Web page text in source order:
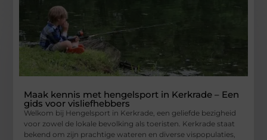
Maak kennis met hengelsport in Kerkrade – Een
gids voor visliefhebbers
Welkom bij Hengelsport in Kerkrade, een geliefde bezigheid
voor zowel de lokale bevolking als toeristen. Kerkrade staat
bekend om zijn prachtige wateren en diverse vispopulaties,